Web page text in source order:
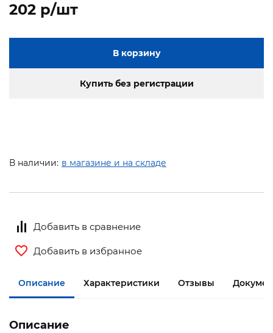
202 p/шт
В корзину
Купить без регистрации
В наличии: в магазине и на складе
Добавить в сравнение
Добавить в избранное
Описание Характеристики Отзывы
Описание